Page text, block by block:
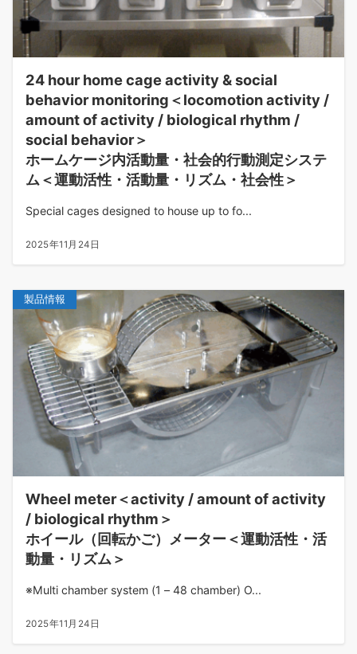
24 hour home cage activity & social
behavior monitoring＜locomotion activity /
amount of activity / biological rhythm /
social behavior＞
ホームケージ内活動量・社会的行動測定システ
ム＜運動活性・活動量・リズム・社会性＞
Special cages designed to house up to fo...
2025年11月24日
製品情報
Wheel meter＜activity / amount of activity
/ biological rhythm＞
ホイール（回転かご）メーター＜運動活性・活
動量・リズム＞
※Multi chamber system (1 – 48 chamber) O...
2025年11月24日